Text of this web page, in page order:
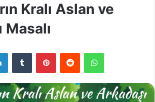
Kralı Aslan ve
Masalı
LinkedInTumblr PinterestReddit WhatsApp